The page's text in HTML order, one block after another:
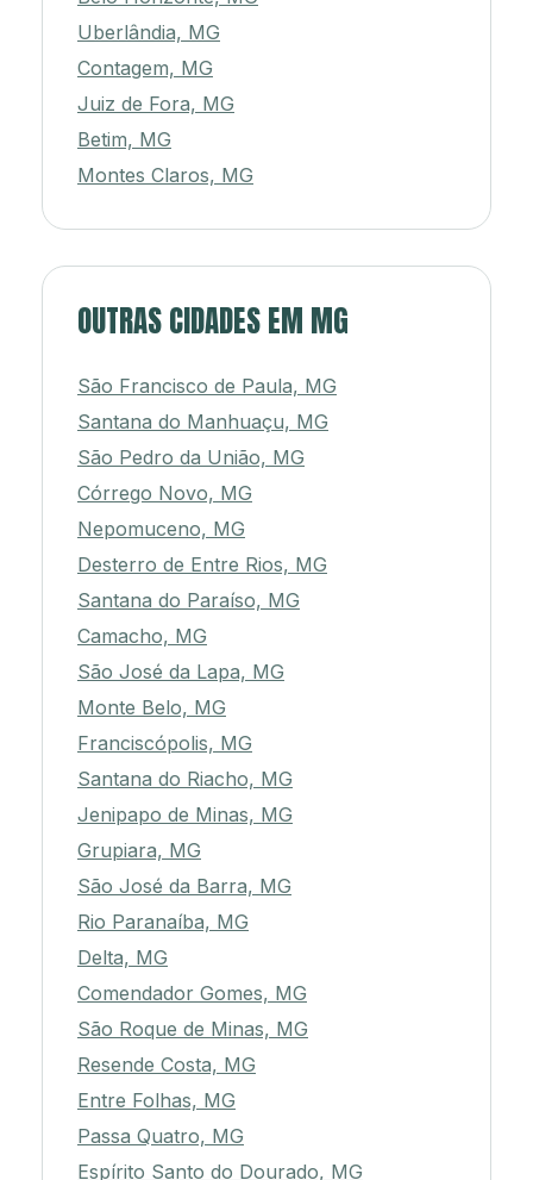
Uberlândia, MG
Contagem, MG
Juiz de Fora, MG
Betim, MG
Montes Claros, MG
OUTRAS CIDADES EM MG
São Francisco de Paula, MG
Santana do Manhuaçu, MG
São Pedro da União, MG
Córrego Novo, MG
Nepomuceno, MG
Desterro de Entre Rios, MG
Santana do Paraíso, MG
Camacho, MG
São José da Lapa, MG
Monte Belo, MG
Franciscópolis, MG
Santana do Riacho, MG
Jenipapo de Minas, MG
Grupiara, MG
São José da Barra, MG
Rio Paranaíba, MG
Delta, MG
Comendador Gomes, MG
São Roque de Minas, MG
Resende Costa, MG
Entre Folhas, MG
Passa Quatro, MG
Espírito Santo do Dourado, MG